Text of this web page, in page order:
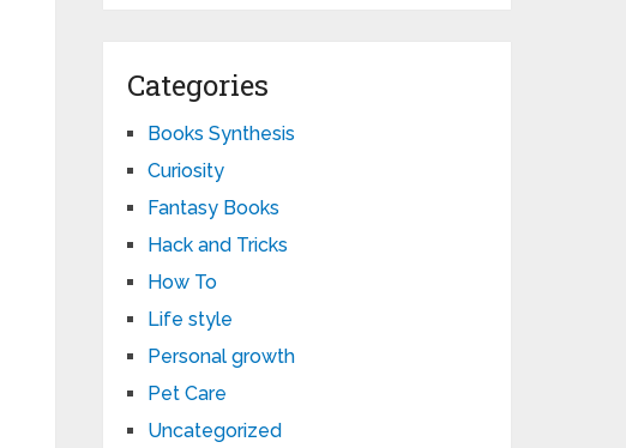
Categories
Books Synthesis
Curiosity
Fantasy Books
Hack and Tricks
How To
Life style
Personal growth
Pet Care
Uncategorized